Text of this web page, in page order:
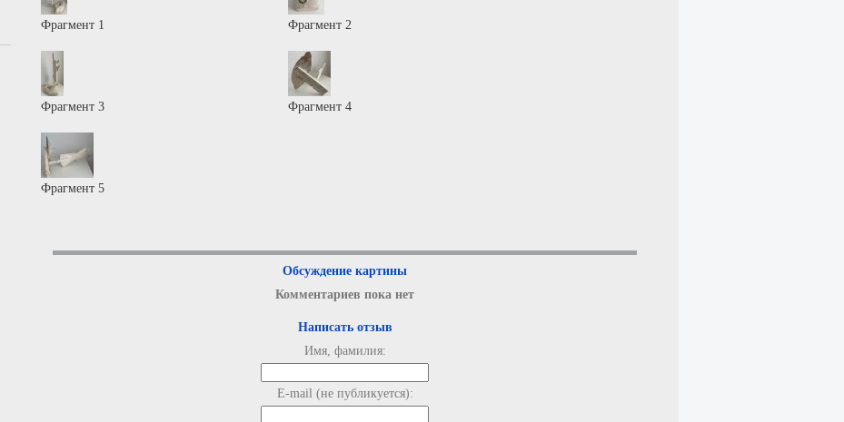
Фрагмент 1 Фрагмент 2
Фрагмент 3 Фрагмент 4
Фрагмент 5
Обсуждение картины
Комментариев пока нет
Написать отзыв
Имя, фамилия:
E-mail (не публикуется):